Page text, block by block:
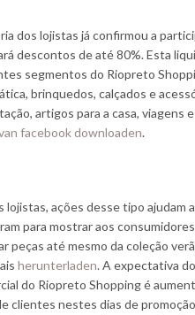
dos lojistas já confirmou a
descontos de até 80%. Esta
segmentos do Riopreto
brinquedos, calçados e
artigos para a casa, viagens
facebook downloaden.
lojistas, ações desse tipo ajudam
para mostrar aos
peças até mesmo da coleção
herunterladen. A expectativa
do Riopreto Shopping é
clientes nestes dias de